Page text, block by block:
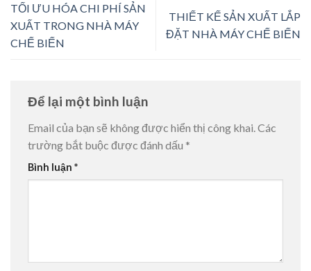
TỐI ƯU HÓA CHI PHÍ SẢN
XUẤT TRONG NHÀ MÁY
CHẾ BIẾN
THIẾT KẾ SẢN XUẤT LẮP
ĐẶT NHÀ MÁY CHẾ BIẾN
Để lại một bình luận
Email của bạn sẽ không được hiển thị công khai. Các
trường bắt buộc được đánh dấu *
Bình luận *